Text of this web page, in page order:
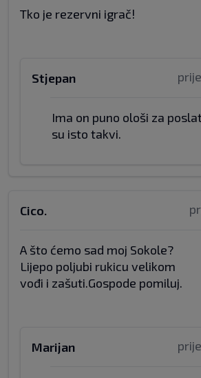
Tko je rezervni igrač!
Stjepan
Ima on puno ološi za
su isto takvi.
Cico.
A što ćemo sad moj Sokole?
Lijepo poljubi rukicu velikom
vođi i zašuti.Gospode pomiluj.
Marijan